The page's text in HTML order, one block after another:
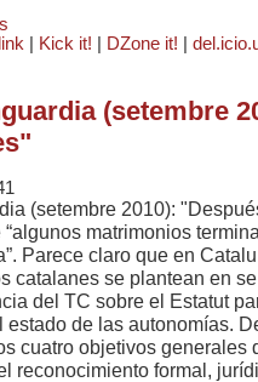
| Kick it! | DZone it! |
(setembre
matrimonios
Parece claro que en
catalanes se plantean en
del TC sobre el Estatut
de las autonomías.
cuatro objetivos generales
reconocimiento formal,